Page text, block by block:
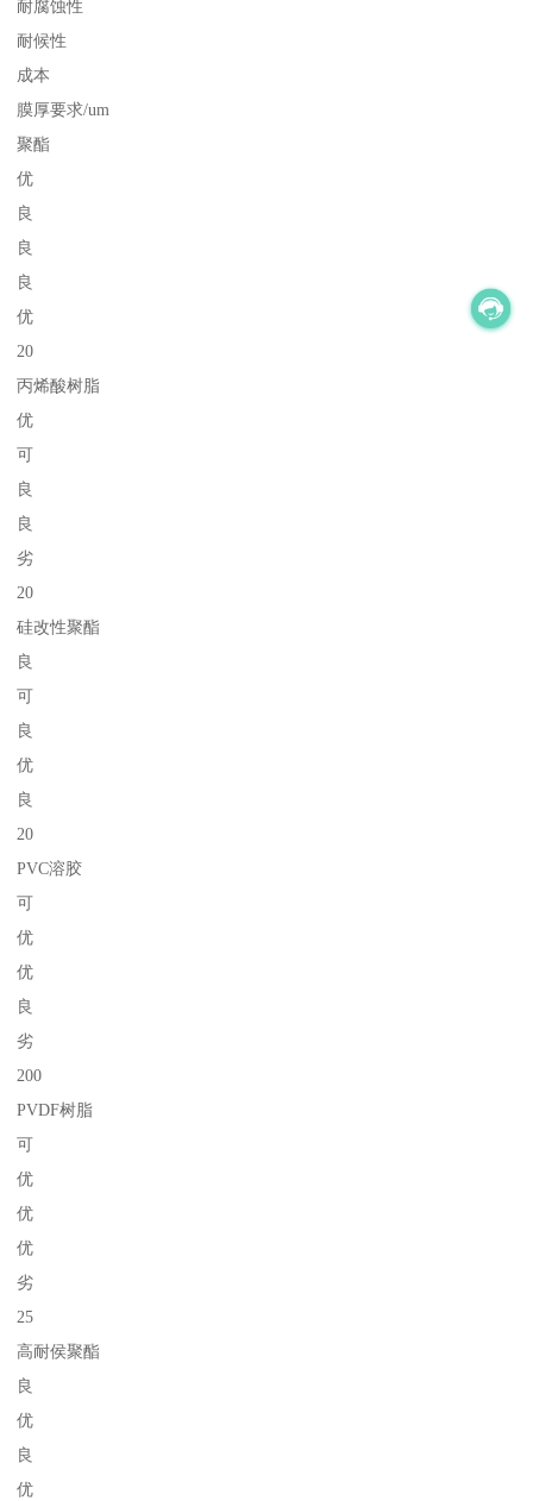
耐腐蚀性
耐候性
成本
膜厚要求/um
聚酯
优
良
良
良
优
20
丙烯酸树脂
优
可
良
良
劣
20
硅改性聚酯
良
可
良
优
良
20
PVC溶胶
可
优
优
良
劣
200
PVDF树脂
可
优
优
优
劣
25
高耐侯聚酯
良
优
良
优